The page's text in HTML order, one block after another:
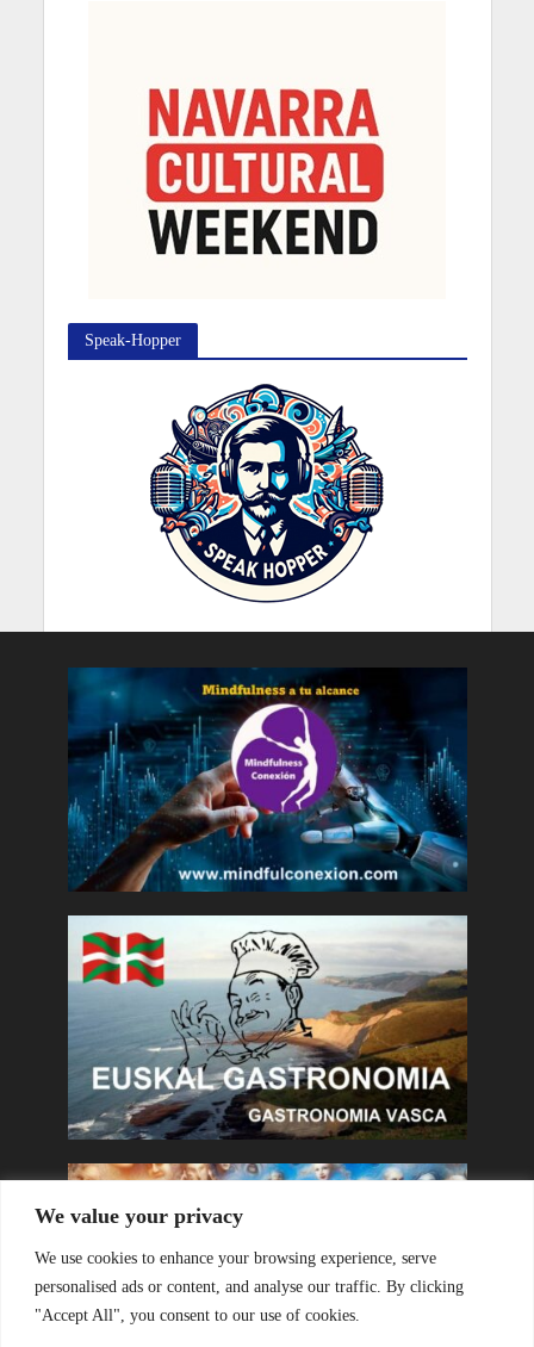
We value your privacy
We use cookies to enhance your browsing experience, serve
personalised ads or content, and analyse our traffic. By clicking
"Accept All", you consent to our use of cookies.
Speak-Hopper